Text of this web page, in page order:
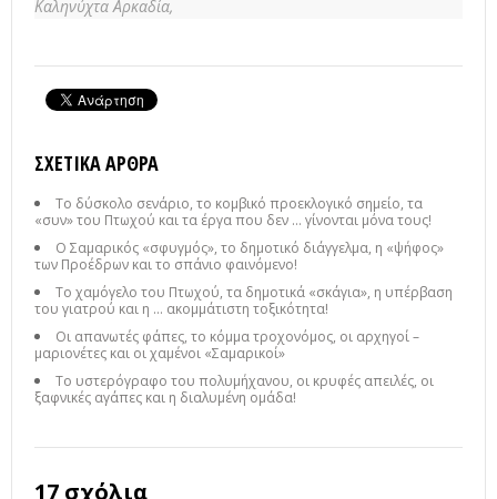
Καληνύχτα Αρκαδία,
ΣΧΕΤΙΚΆ ΆΡΘΡΑ
Το δύσκολο σενάριο, το κομβικό προεκλογικό σημείο, τα
«συν» του Πτωχού και τα έργα που δεν … γίνονται μόνα τους!
Ο Σαμαρικός «σφυγμός», το δημοτικό διάγγελμα, η «ψήφος»
των Προέδρων και το σπάνιο φαινόμενο!
Το χαμόγελο του Πτωχού, τα δημοτικά «σκάγια», η υπέρβαση
του γιατρού και η … ακομμάτιστη τοξικότητα!
Οι απανωτές φάπες, το κόμμα τροχονόμος, οι αρχηγοί –
μαριονέτες και οι χαμένοι «Σαμαρικοί»
Το υστερόγραφο του πολυμήχανου, οι κρυφές απειλές, οι
ξαφνικές αγάπες και η διαλυμένη ομάδα!
17 σχόλια